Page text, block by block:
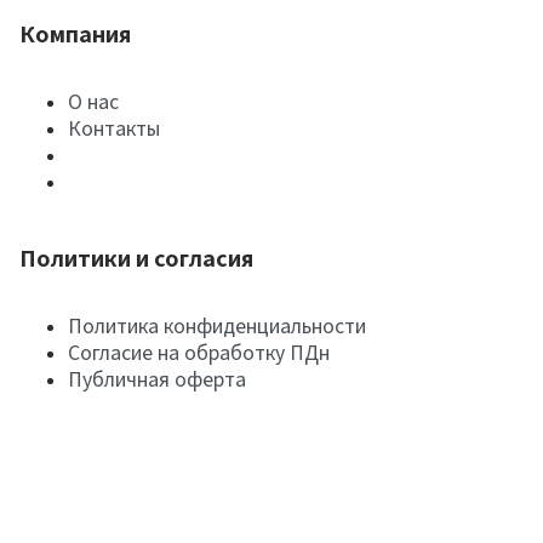
Компания
О нас
Контакты
Политики и согласия
Политика конфиденциальности
Согласие на обработку ПДн
Публичная оферта